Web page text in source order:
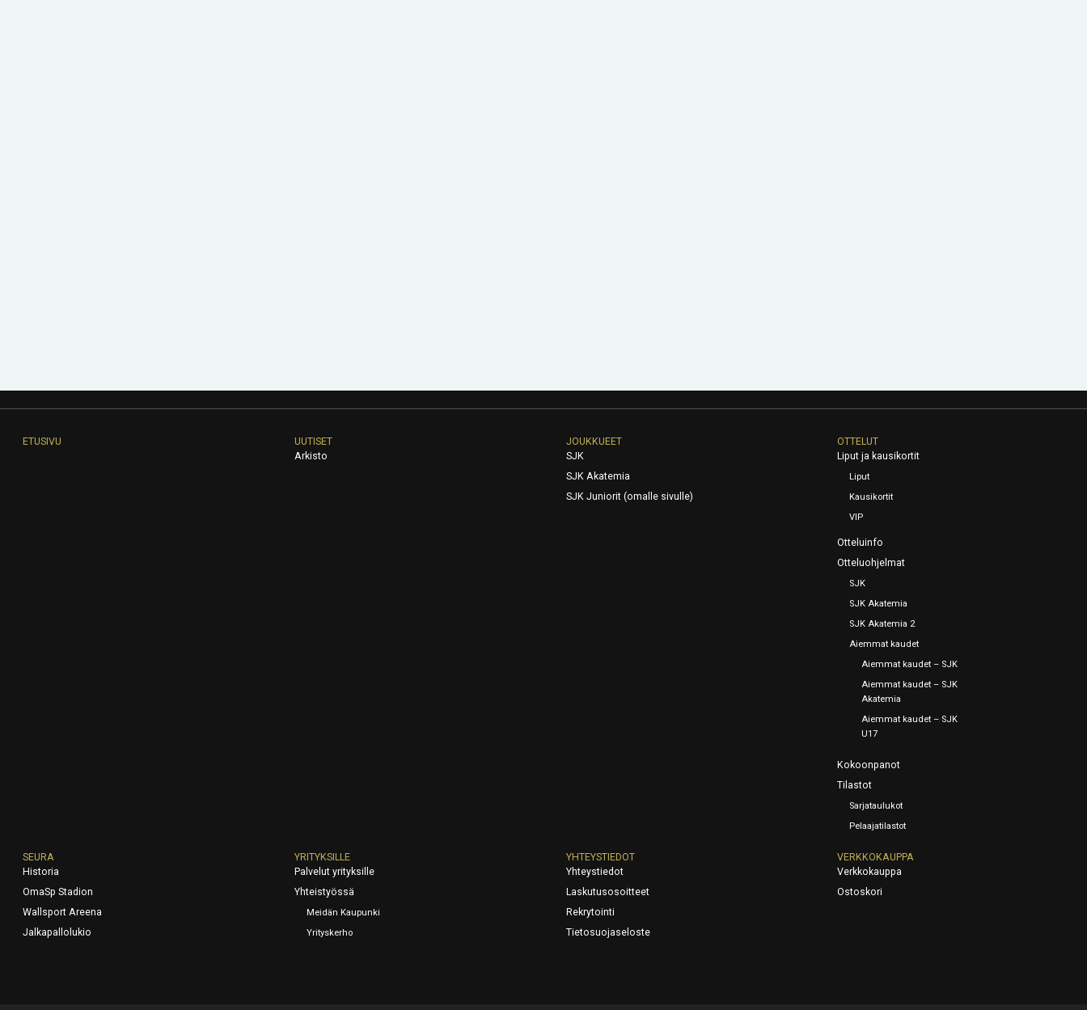
ETUSIVU
UUTISET
Arkisto
JOUKKUEET
SJK
SJK Akatemia
SJK Juniorit (omalle sivulle)
OTTELUT
Liput ja kausikortit
Liput
Kausikortit
VIP
Otteluinfo
Otteluohjelmat
SJK
SJK Akatemia
SJK Akatemia 2
Aiemmat kaudet
Aiemmat kaudet – SJK
Aiemmat kaudet – SJK
Akatemia
Aiemmat kaudet – SJK
U17
Kokoonpanot
Tilastot
Sarjataulukot
Pelaajatilastot
SEURA
Historia
OmaSp Stadion
Wallsport Areena
Jalkapallolukio
YRITYKSILLE
Palvelut yrityksille
Yhteistyössä
Meidän Kaupunki
Yrityskerho
YHTEYSTIEDOT
Yhteystiedot
Laskutusosoitteet
Rekrytointi
Tietosuojaseloste
VERKKOKAUPPA
Verkkokauppa
Ostoskori